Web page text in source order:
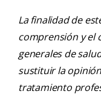
La finalidad de
comprensión y el
generales de
sustituir la
tratamiento